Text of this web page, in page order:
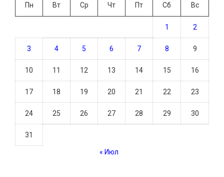
Пн
Вт Ср Чт Пт Сб Вс
1 2
3 4 5 6 7 8 9
10 11 12 13 14 15 16
17 18 19 20 21 22 23
24 25 26 27 28 29 30
31
« Июл